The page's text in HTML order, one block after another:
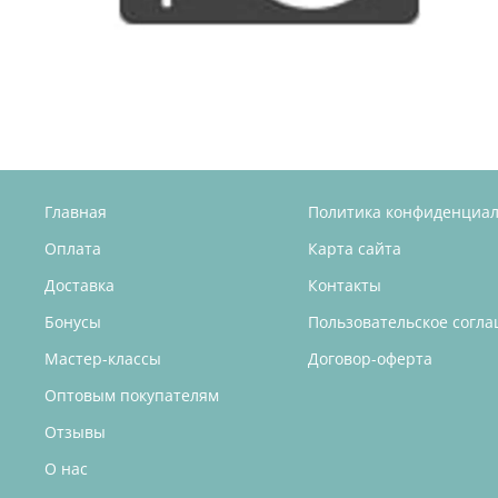
Главная
Оплата
Доставка
Бонусы
Мастер-классы
Оптовым покупателям
Отзывы
О нас
Политика
Карта сайта
Контакты
Пользовательское
Договор-оферта